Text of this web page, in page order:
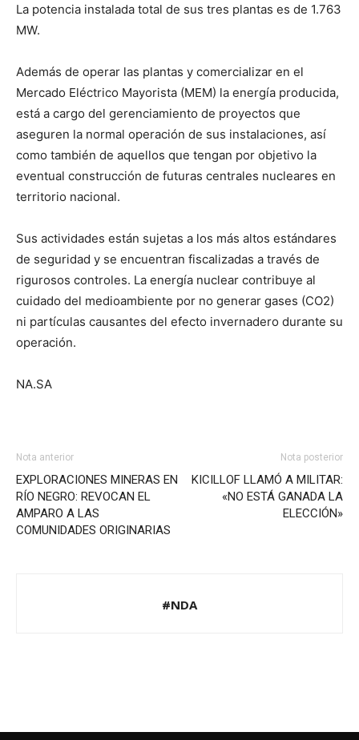
La potencia instalada total de sus tres plantas es de 1.763
MW.
Además de operar las plantas y comercializar en el
Mercado Eléctrico Mayorista (MEM) la energía producida,
está a cargo del gerenciamiento de proyectos que
aseguren la normal operación de sus instalaciones, así
como también de aquellos que tengan por objetivo la
eventual construcción de futuras centrales nucleares en
territorio nacional.
Sus actividades están sujetas a los más altos estándares
de seguridad y se encuentran fiscalizadas a través de
rigurosos controles. La energía nuclear contribuye al
cuidado del medioambiente por no generar gases (CO2)
ni partículas causantes del efecto invernadero durante su
operación.
NA.SA
Nota anterior
EXPLORACIONES MINERAS EN
RÍO NEGRO: REVOCAN EL
AMPARO A LAS
COMUNIDADES ORIGINARIAS
Nota posterior
KICILLOF LLAMÓ A MILITAR:
«NO ESTÁ GANADA LA
ELECCIÓN»
#NDA